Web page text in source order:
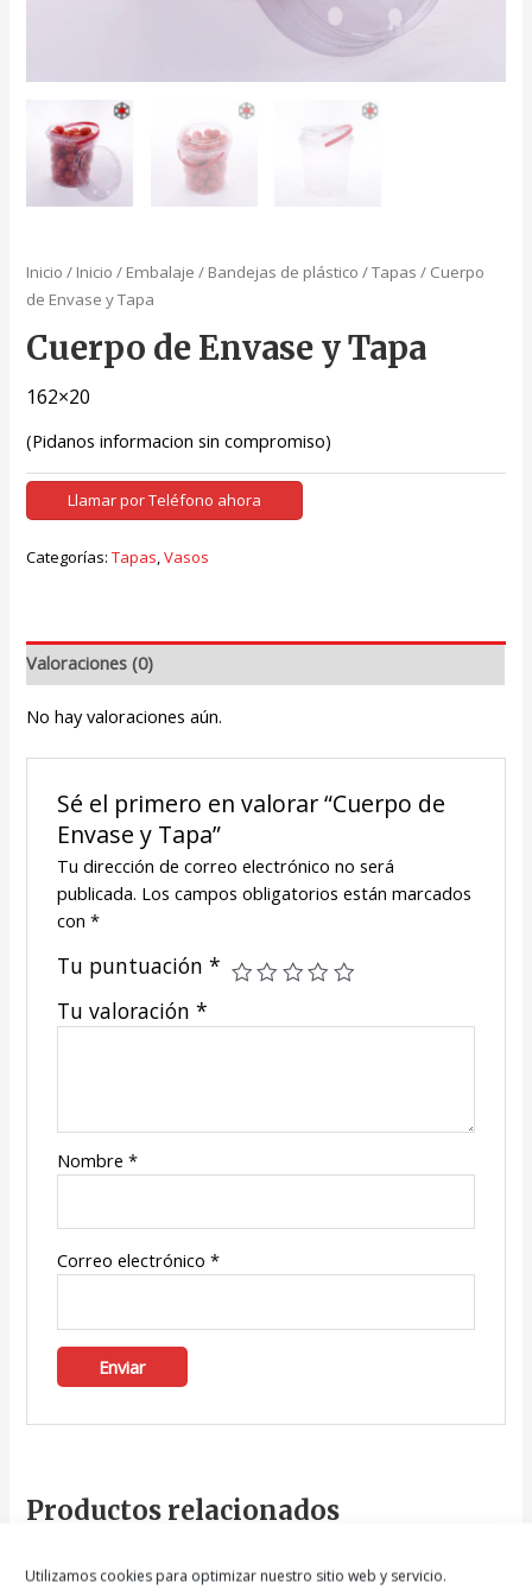
Utilizamos cookies para optimizar nuestro sitio web y servicio.
Inicio / Inicio / Embalaje / Bandejas de plástico /Tapas / Cuerpo
de Envase y Tapa
Cuerpo de Envase y Tapa
162×20
(Pidanos informacion sin compromiso)
Llamar por Teléfono ahora
Categorías:Tapas,Vasos
Valoraciones (0)
No hay valoraciones aún.
Sé el primero en valorar “Cuerpo de
Envase y Tapa”
Tu dirección de correo electrónico no será
publicada. Los campos obligatorios están marcados
con *
Tu puntuación *
Tu valoración *
Nombre *
Correo electrónico *
Productos relacionados